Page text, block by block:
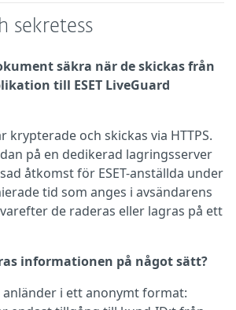
sekretess
säkra när de skickas från
till ESET LiveGuard
krypterade och skickas via HTTPS.
på en dedikerad lagringsserver
åtkomst för ESET-anställda under
tid som anges i avsändarens
de raderas eller lagras på ett
informationen på något sätt?
i ett anonymt format: